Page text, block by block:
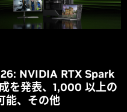
NVIDIA RTX Spark
を発表、1,000 以上の
能、その他